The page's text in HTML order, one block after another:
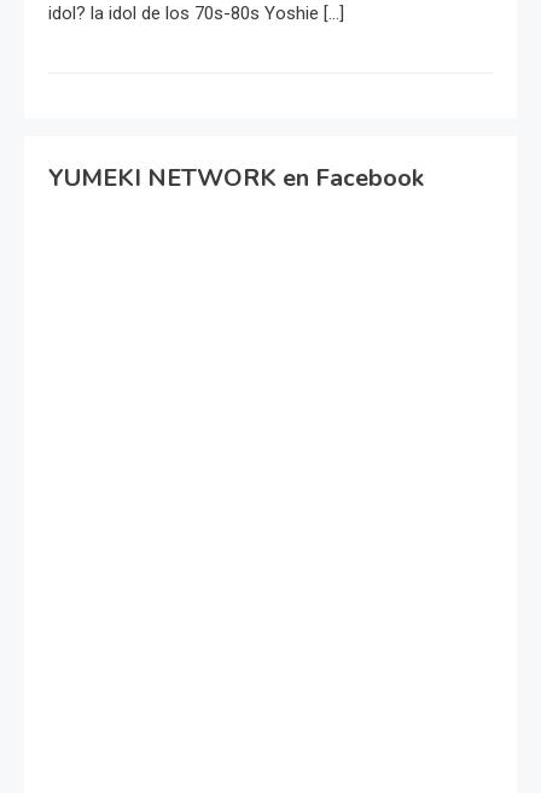
idol? la idol de los 70s-80s Yoshie […]
YUMEKI NETWORK en Facebook